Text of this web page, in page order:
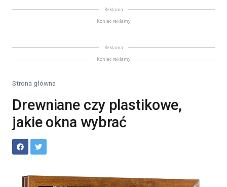
Reklama
Koniec reklamy
Reklama
Koniec reklamy
Strona główna
Drewniane czy plastikowe,
jakie okna wybrać